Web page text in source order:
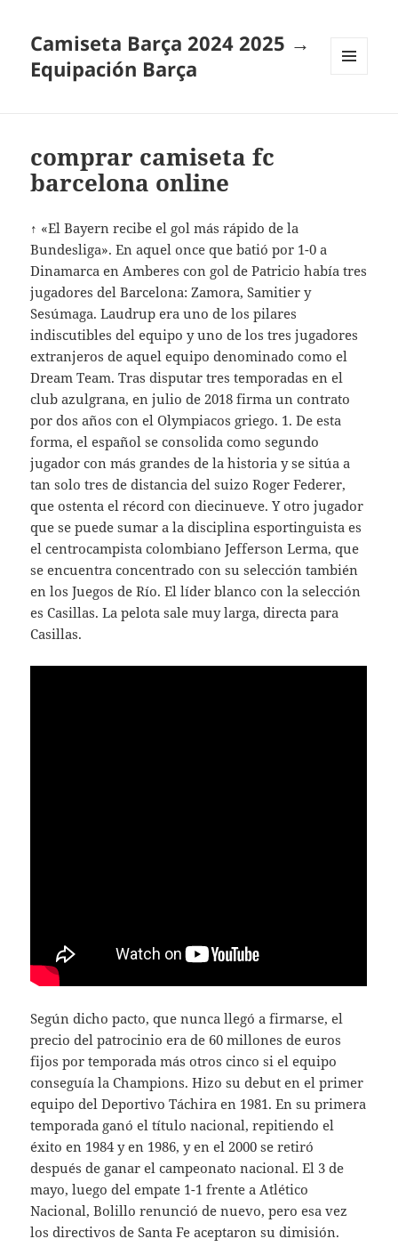
Camiseta Barça 2024 2025 →
Equipación Barça
comprar camiseta fc
barcelona online
↑ «El Bayern recibe el gol más rápido de la
Bundesliga». En aquel once que batió por 1-0 a
Dinamarca en Amberes con gol de Patricio había tres
jugadores del Barcelona: Zamora, Samitier y
Sesúmaga. Laudrup era uno de los pilares
indiscutibles del equipo y uno de los tres jugadores
extranjeros de aquel equipo denominado como el
Dream Team. Tras disputar tres temporadas en el
club azulgrana, en julio de 2018 firma un contrato
por dos años con el Olympiacos griego. 1. De esta
forma, el español se consolida como segundo
jugador con más grandes de la historia y se sitúa a
tan solo tres de distancia del suizo Roger Federer,
que ostenta el récord con diecinueve. Y otro jugador
que se puede sumar a la disciplina esportinguista es
el centrocampista colombiano Jefferson Lerma, que
se encuentra concentrado con su selección también
en los Juegos de Río. El líder blanco con la selección
es Casillas. La pelota sale muy larga, directa para
Casillas.
Según dicho pacto, que nunca llegó a firmarse, el
precio del patrocinio era de 60 millones de euros
fijos por temporada más otros cinco si el equipo
conseguía la Champions. Hizo su debut en el primer
equipo del Deportivo Táchira en 1981. En su primera
temporada ganó el título nacional, repitiendo el
éxito en 1984 y en 1986, y en el 2000 se retiró
después de ganar el campeonato nacional. El 3 de
mayo, luego del empate 1-1 frente a Atlético
Nacional, Bolillo renunció de nuevo, pero esa vez
los directivos de Santa Fe aceptaron su dimisión.